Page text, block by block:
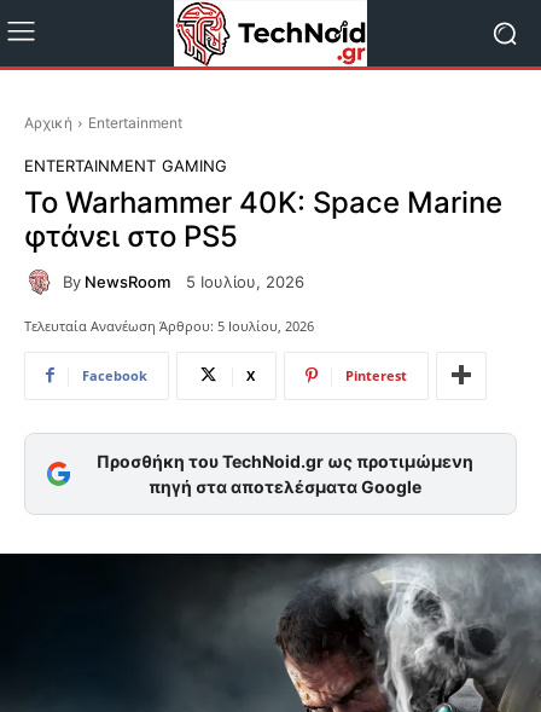
Αρχική Entertainment
ENTERTAINMENT GAMING
Το Warhammer 40K: Space Marine
φτάνει στο PS5
By NewsRoom 5 Ιουλίου, 2026
Τελευταία Ανανέωση Άρθρου: 5 Ιουλίου, 2026
Facebook X Pinterest
Προσθήκη του TechNoid.gr ως προτιμώμενη
πηγή στα αποτελέσματα Google